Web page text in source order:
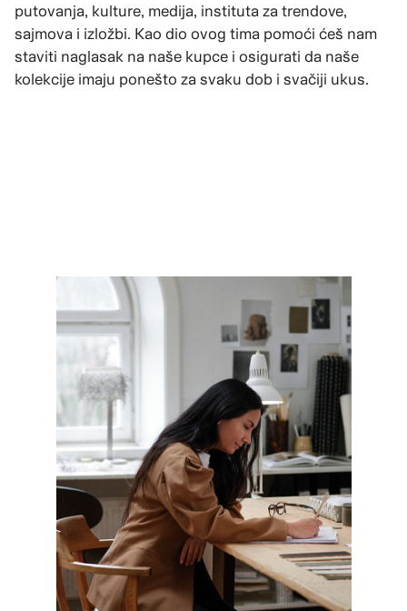
putovanja, kulture, medija, instituta za trendove,
sajmova i izložbi. Kao dio ovog tima pomoći ćeš nam
staviti naglasak na naše kupce i osigurati da naše
kolekcije imaju ponešto za svaku dob i svačiji ukus.